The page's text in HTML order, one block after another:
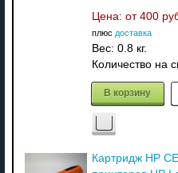
Цена: от 400
плюс доставка
Вес: 0.8 кг.
Количество на
В корзину
Картридж HP